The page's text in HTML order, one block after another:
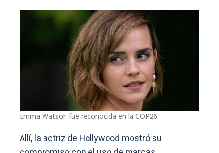
Emma Watson fue reconocida en la COP26
Allí, la actriz de Hollywood mostró su